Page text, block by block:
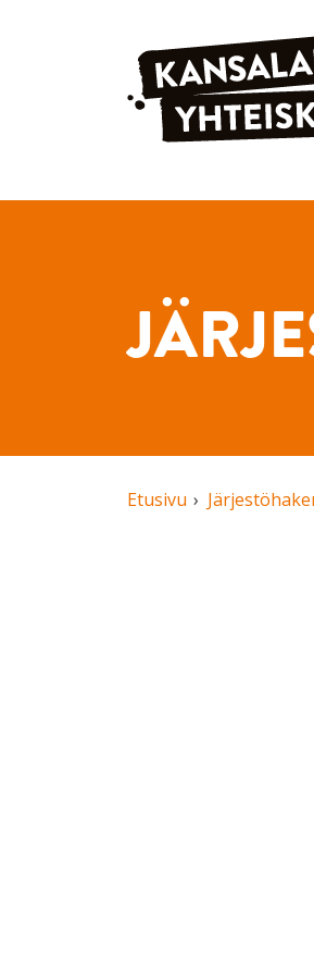
Siirry sisältöön
Etusivu